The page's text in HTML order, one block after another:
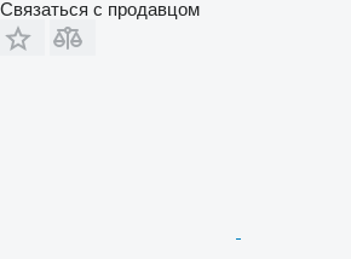
Связаться с продавцом